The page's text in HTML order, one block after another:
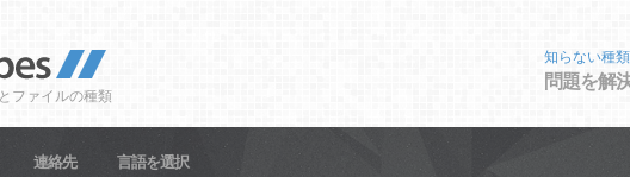
ファイルの種類
知らない種
問題を解
連絡先 言語を選択